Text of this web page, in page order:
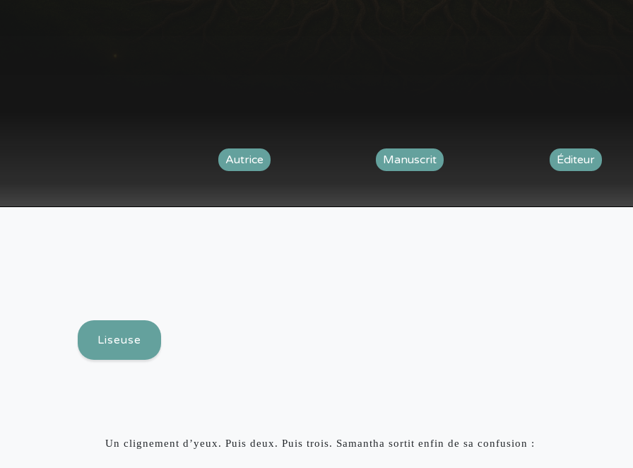
Autrice Manuscrit Éditeur
Liseuse
Un clignement d’yeux. Puis deux. Puis trois. Samantha sortit enfin de sa confusion :